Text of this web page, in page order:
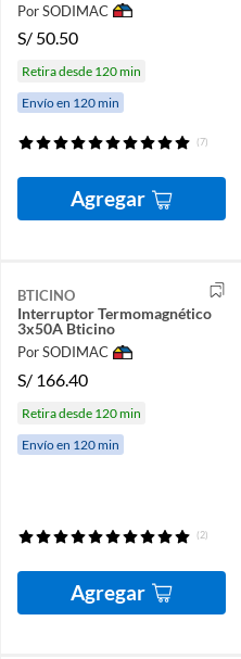
Por SODIMAC
S/ 50.50
Retira desde 120 min
Envío en 120 min
(7)
Agregar
BTICINO
Interruptor Termomagnético
3x50A Bticino
Por SODIMAC
S/ 166.40
Retira desde 120 min
Envío en 120 min
(2)
Agregar